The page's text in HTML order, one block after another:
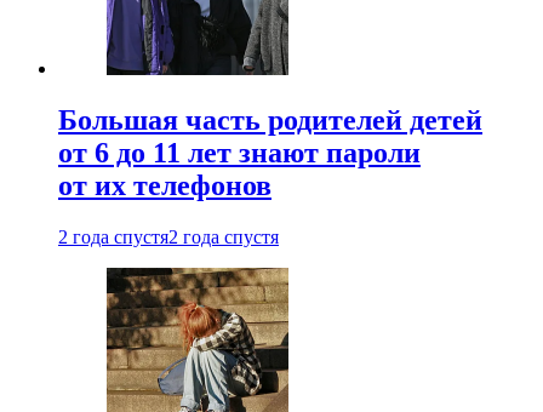
Большая часть родителей детей
от 6 до 11 лет знают пароли
от их телефонов
2 года спустя2 года спустя